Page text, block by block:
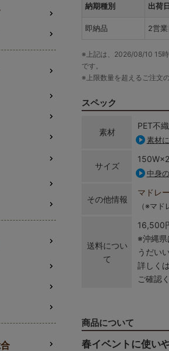
納期種別 出荷
即納品 2営
※上記は、2026/08/10 15
です。
※上限数量を超えるご注文
スペック
素材
PET不
素材
サイズ
中身
その他情報
マドレ
（※マ
送料につい
て
16,500
※沖縄
うだい
詳しくは
ご確認
商品について
春イベントに使い